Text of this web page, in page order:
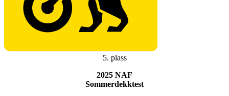
5. plass
2025 NAF
Sommerdekktest